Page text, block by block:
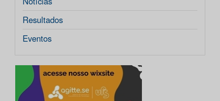
Resultados
Eventos